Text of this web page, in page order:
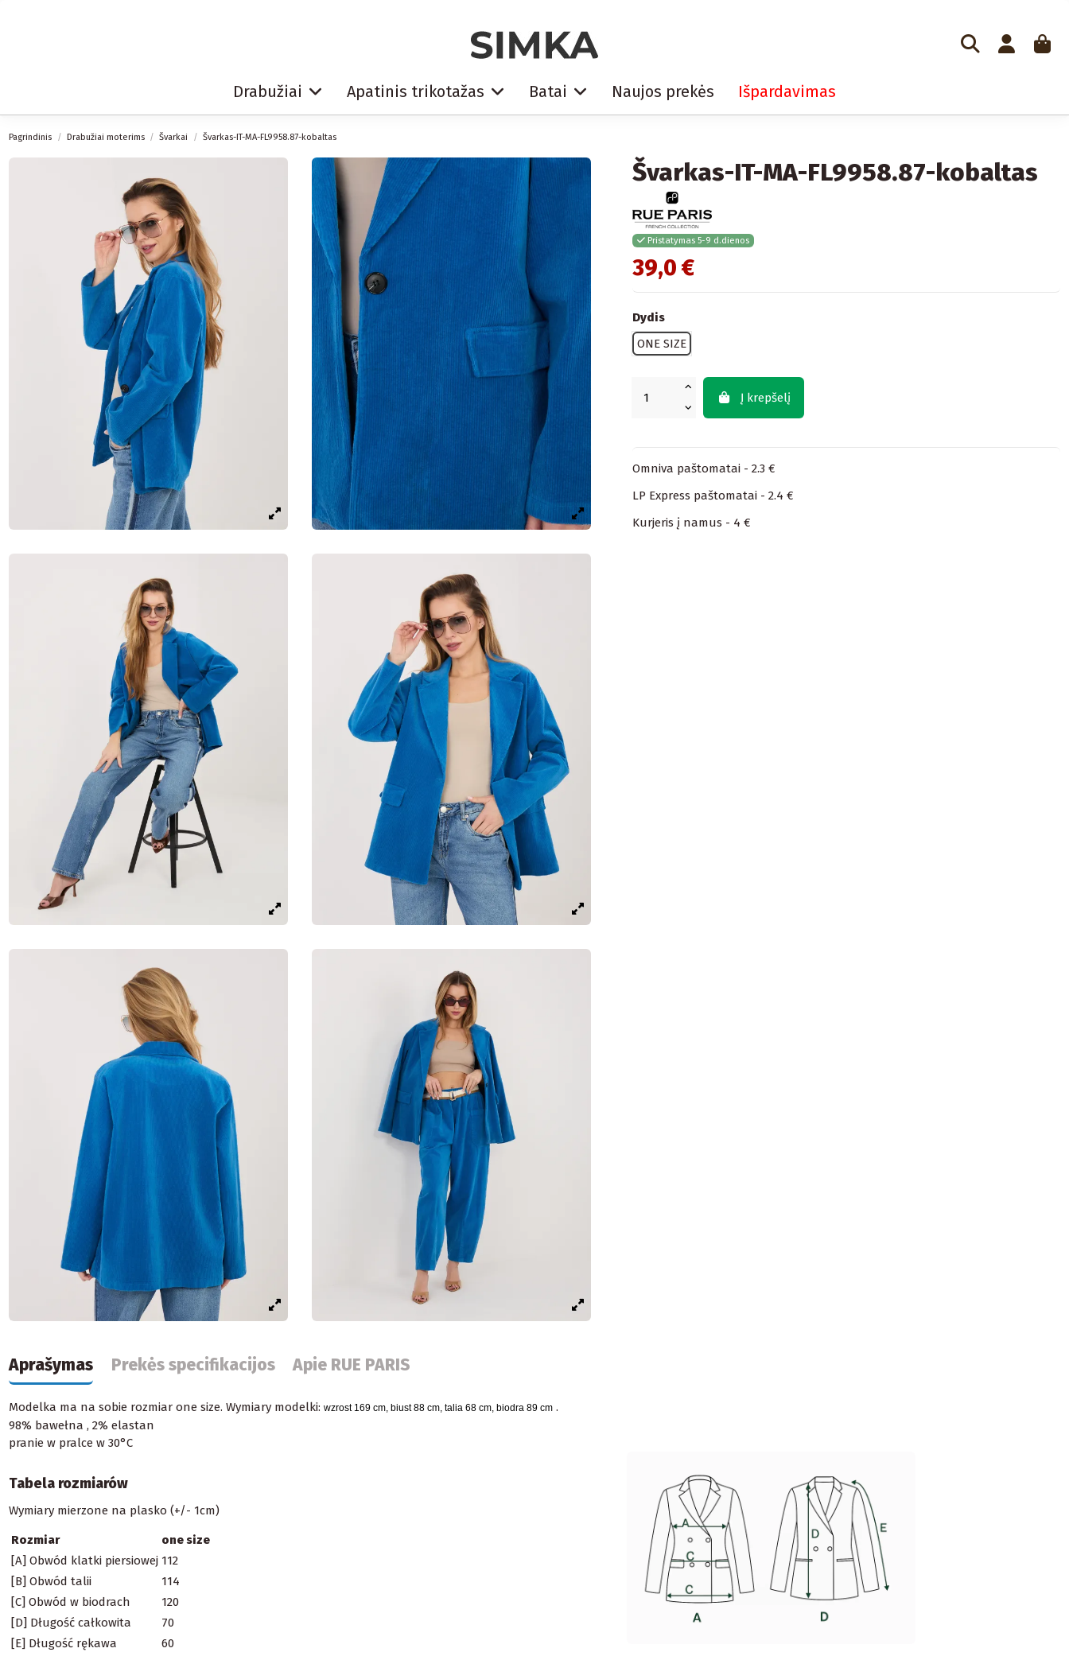
Drabužiai Apatinis trikotažas Batai Naujos prekės Išpardavimas
Pagrindinis Drabužiai moterims Švarkai Švarkas-IT-MA-FL9958.87-kobaltas
Švarkas-IT-MA-FL9958.87-kobaltas
Pristatymas 5-9 d.dienos
39,0 €
Dydis
ONE SIZE
Į krepšelį
Omniva paštomatai - 2.3 €
LP Express paštomatai - 2.4 €
Kurjeris į namus - 4 €
Aprašymas Prekės specifikacijos Apie RUE PARIS
Modelka ma na sobie rozmiar one size. Wymiary modelki:wzrost 169 cm, biust 88 cm, talia 68 cm, biodra 89 cm .
98% bawełna , 2% elastan
pranie w pralce w 30°C
Tabela rozmiarów
Wymiary mierzone na plasko (+/- 1cm)
Rozmiar
one size
[A] Obwód klatki piersiowej 112
[B] Obwód talii
114
[C] Obwód w biodrach
120
[D] Długość całkowita
70
[E] Długość rękawa
60